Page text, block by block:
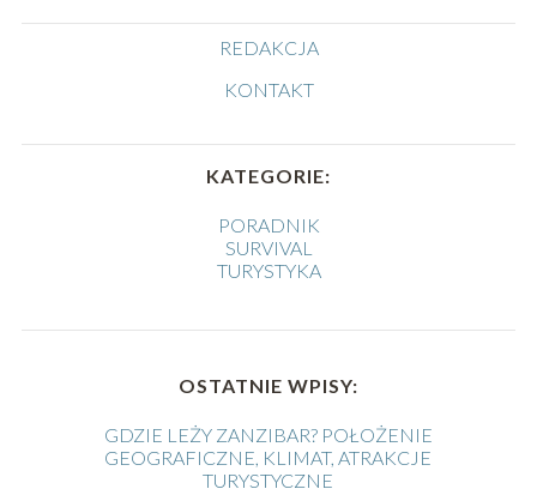
REDAKCJA
KONTAKT
KATEGORIE:
PORADNIK
SURVIVAL
TURYSTYKA
OSTATNIE WPISY:
GDZIE LEŻY ZANZIBAR? POŁOŻENIE
GEOGRAFICZNE, KLIMAT, ATRAKCJE
TURYSTYCZNE